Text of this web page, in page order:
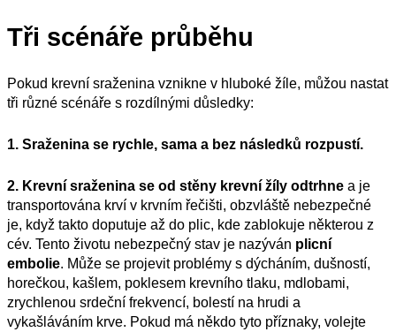
Tři scénáře průběhu
Pokud krevní sraženina vznikne v hluboké žíle, můžou nastat
tři různé scénáře s rozdílnými důsledky:
1. Sraženina se rychle, sama a bez následků rozpustí.
2. Krevní sraženina se od stěny krevní žíly odtrhne a je
transportována krví v krvním řečišti, obzvláště nebezpečné
je, když takto doputuje až do plic, kde zablokuje některou z
cév. Tento životu nebezpečný stav je nazýván plicní
embolie. Může se projevit problémy s dýcháním, dušností,
horečkou, kašlem, poklesem krevního tlaku, mdlobami,
zrychlenou srdeční frekvencí, bolestí na hrudi a
vykašláváním krve. Pokud má někdo tyto příznaky, volejte